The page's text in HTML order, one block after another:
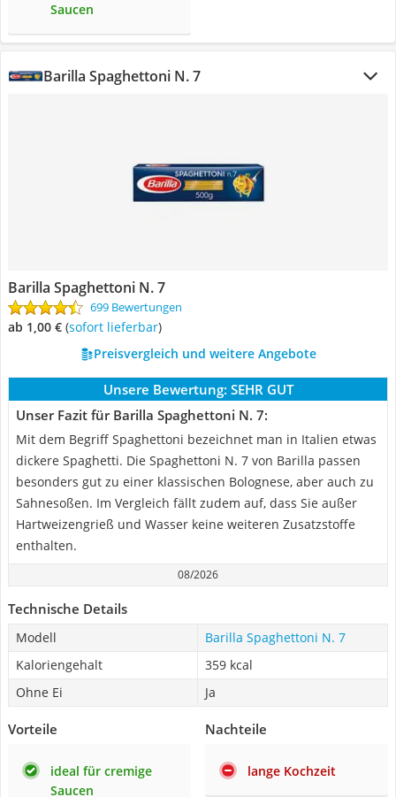
Saucen
Barilla Spaghettoni N. 7
Barilla Spaghettoni N. 7
699 Bewertungen
ab 1,00 € ( Sofort lieferbar)
Preisvergleich und weitere Angebote
Unsere Bewertung: SEHR GUT
Unser Fazit für Barilla Spaghettoni N. 7:
Mit dem Begriff Spaghettoni bezeichnet man in Italien etwas
dickere Spaghetti. Die Spaghettoni N. 7 von Barilla passen
besonders gut zu einer klassischen Bolognese, aber auch zu
Sahnesoßen. Im Vergleich fällt zudem auf, dass Sie außer
Hartweizengrieß und Wasser keine weiteren Zusatzstoffe
enthalten.
08/2026
Technische Details
Modell
Barilla Spaghettoni N. 7
Kaloriengehalt
359 kcal
Ohne Ei
Ja
Vorteile
ideal für cremige
Saucen
Nachteile
lange Kochzeit